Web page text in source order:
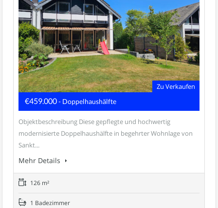
Zu Verkaufen
€459.000- Doppelhaushälfte
Objektbeschreibung Diese gepflegte und hochwertig
modernisierte Doppelhaushälfte in begehrter Wohnlage von
Sankt...
Mehr Details
126 m²
1 Badezimmer